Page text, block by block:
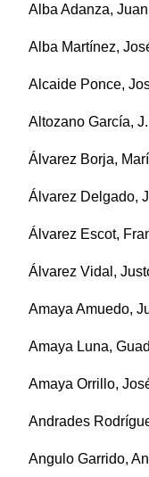
Alba Adanza,
Alba Martínez,
Alcaide Ponce,
Altozano García,
Álvarez Borja,
Álvarez Delgado,
Álvarez Escot,
Álvarez Vidal,
Amaya Amuedo,
Amaya Luna,
Amaya Orrillo,
Andrades
Angulo Garrido,